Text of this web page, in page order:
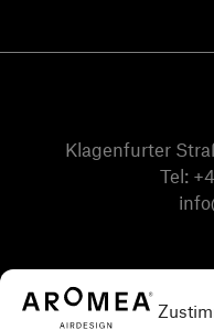
Klagenfurter
Tel: